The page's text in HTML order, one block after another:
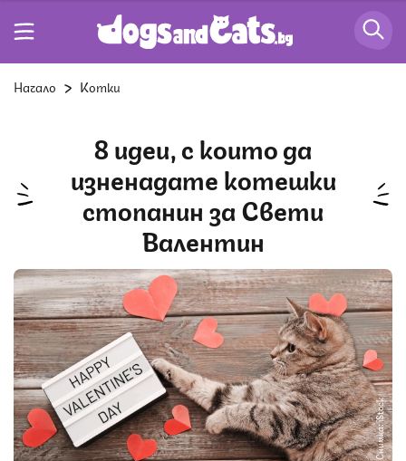
Начало Котки
8 идеи, с които да
изненадате котешки
стопанин за Свети
Валентин
Снимка: iStock